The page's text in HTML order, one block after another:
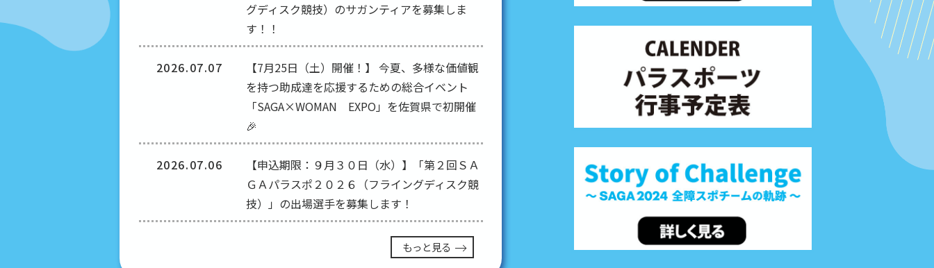
グディスク競技）のサガンティアを募集しま
す！！
2026.07.07
【7月25日（土）開催！】 今夏、多様な価値観
を持つ助成達を応援するための総合イベント
「SAGA×WOMAN EXPO」を佐賀県で初開催
🎉
2026.07.06
【申込期限：９月３０日（水）】「第２回ＳＡ
ＧＡパラスポ２０２６（フライングディスク競
技）」の出場選手を募集します！
もっと見る